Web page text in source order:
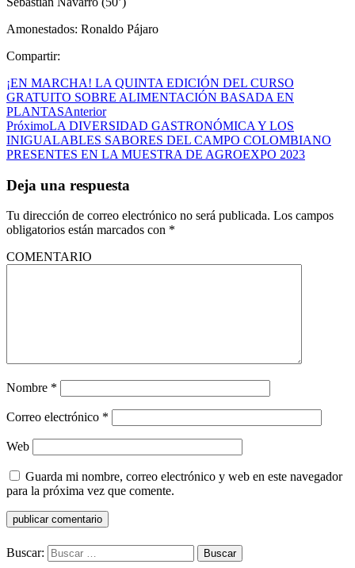
Amonestados: Ronaldo Pájaro
Compartir:
¡EN MARCHA! LA QUINTA EDICIÓN DEL CURSO
GRATUITO SOBRE ALIMENTACIÓN BASADA EN
PLANTASAnterior
PróximoLA DIVERSIDAD GASTRONÓMICA Y LOS
INIGUALABLES SABORES DEL CAMPO COLOMBIANO
PRESENTES EN LA MUESTRA DE AGROEXPO 2023
Deja una respuesta
Tu dirección de correo electrónico no será publicada. Los campos
obligatorios están marcados con *
COMENTARIO
Nombre *
Correo electrónico *
Web
Guarda mi nombre, correo electrónico y web en este navegador
para la próxima vez que comente.
Buscar: